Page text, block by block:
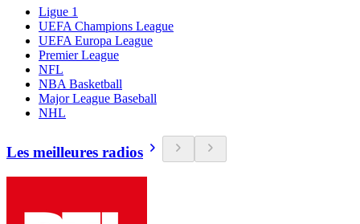
Ligue 1
UEFA Champions League
UEFA Europa League
Premier League
NFL
NBA Basketball
Major League Baseball
NHL
Les meilleures radios